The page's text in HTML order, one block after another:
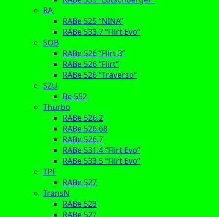
RA
RABe 525 “NINA”
RABe 533.7 “Flirt Evo”
SOB
RABe 526 “Flirt 3”
RABe 526 “Flirt”
RABe 526 “Traverso”
SZU
Be 552
Thurbo
RABe 526.2
RABe 526.68
RABe 526.7
RABe 531.4 “Flirt Evo”
RABe 533.5 “Flirt Evo”
TPF
RABe 527
TransN
RABe 523
RABe 527